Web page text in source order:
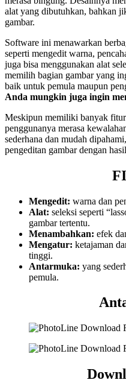
alat yang dibutuhkan, bahkan
gambar.
Software ini menawarkan
seperti mengedit warna,
juga bisa menggunakan alat
memilih bagian gambar yang
baik untuk pemula maupun
Anda mungkin juga ingin
Meskipun memiliki banyak
penggunanya merasa
sederhana dan mudah
pengeditan gambar dengan
Mengedit: warna dan
Alat: seleksi seperti
gambar tertentu.
Menambahkan: efek
Mengatur: ketajaman
tinggi.
Antarmuka: yang
pemula.